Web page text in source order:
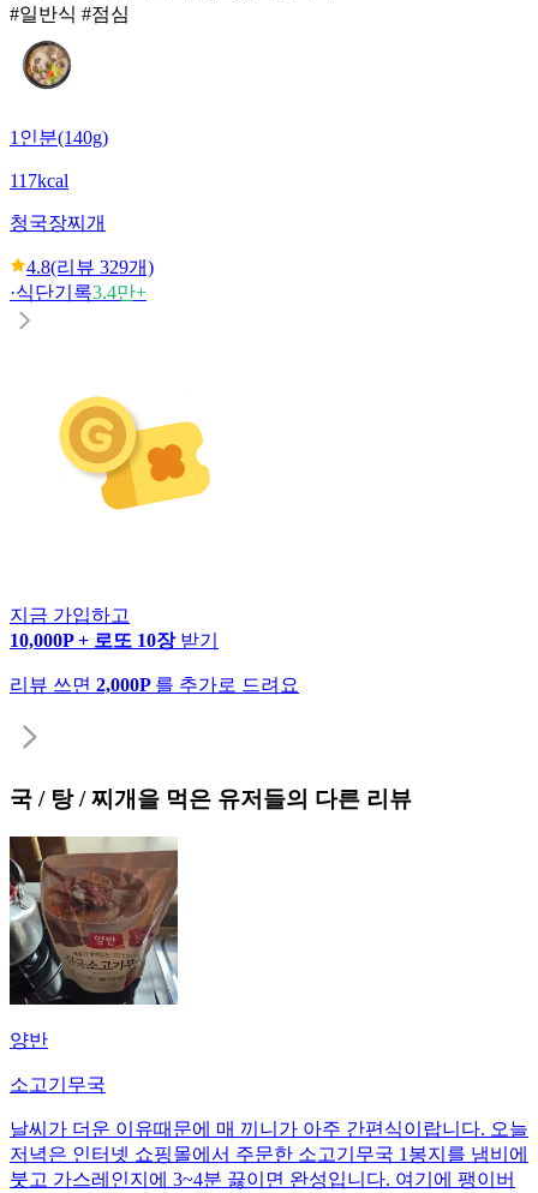
#일반식 #점심
1인분(140g)
117kcal
청국장찌개
4.8(리뷰 329개)
·식단기록3.4만+
지금 가입하고
10,000P + 로또 10장 받기
리뷰 쓰면 2,000P 를 추가로 드려요
국 / 탕 / 찌개 을 먹은 유저들의 다른 리뷰
양반
소고기무국
날씨가 더운 이유때문에 매 끼니가 아주 간편식이랍니다. 오늘
저녁은 인터넷 쇼핑몰에서 주문한 소고기무국 1봉지를 냄비에
붓고 가스레인지에 3~4분 끓이면 완성입니다. 여기에 팽이버